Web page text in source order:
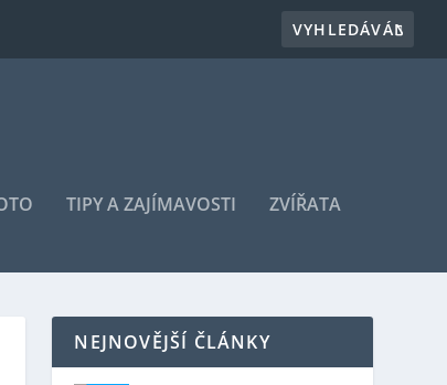
TIPY A ZAJÍMAVOSTI ZVÍŘATA
NEJNOVĚJŠÍ ČLÁNKY